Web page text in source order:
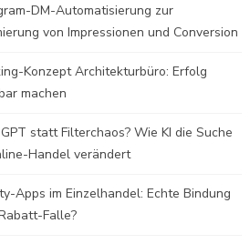
DM-Automatisierung zur
von Impressionen und Conversion
Konzept Architekturbüro: Erfolg
machen
statt Filterchaos? Wie KI die Suche
Handel verändert
Apps im Einzelhandel: Echte Bindung
Falle?